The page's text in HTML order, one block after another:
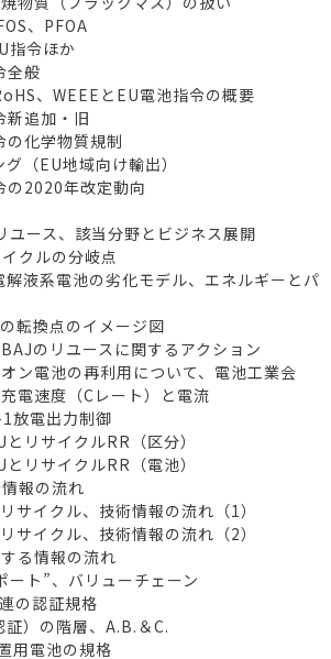
、PFOA
令ほか
般
、WEEEとEU電池指令の概要
追加・旧
化学物質規制
（EU地域向け輸出）
2020年改定動向
ース、該当分野とビジネス展開
クルの分岐点
液系電池の劣化モデル、エネルギーとパ
換点のイメージ図
のリユースに関するアクション
電池の再利用について、電池工業会
速度（Cレート）と電流
電出力制御
リサイクルRR（区分）
リサイクルRR（電池）
報の流れ
イクル、技術情報の流れ（1）
イクル、技術情報の流れ（2）
る情報の流れ
ト”、バリューチェーン
の認証規格
）の階層、A.B.＆C.
電池の規格